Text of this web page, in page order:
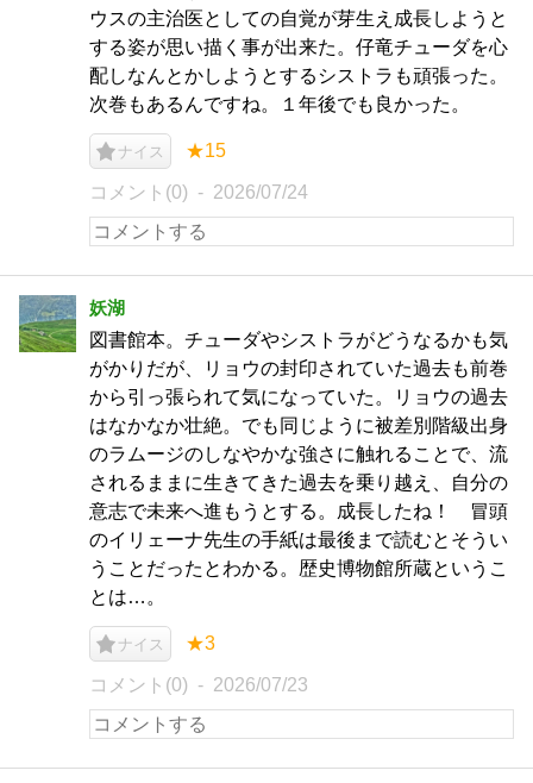
ウスの主治医としての自覚が芽生え成長しようと
する姿が思い描く事が出来た。仔竜チューダを心
配しなんとかしようとするシストラも頑張った。
次巻もあるんですね。１年後でも良かった。
ナイス ★15
コメント(0) 2026/07/24
妖湖
図書館本。チューダやシストラがどうなるかも気
がかりだが、リョウの封印されていた過去も前巻
から引っ張られて気になっていた。リョウの過去
はなかなか壮絶。でも同じように被差別階級出身
のラムージのしなやかな強さに触れることで、流
されるままに生きてきた過去を乗り越え、自分の
意志で未来へ進もうとする。成長したね！ 冒頭
のイリェーナ先生の手紙は最後まで読むとそうい
うことだったとわかる。歴史博物館所蔵というこ
とは…。
ナイス ★3
コメント(0) 2026/07/23